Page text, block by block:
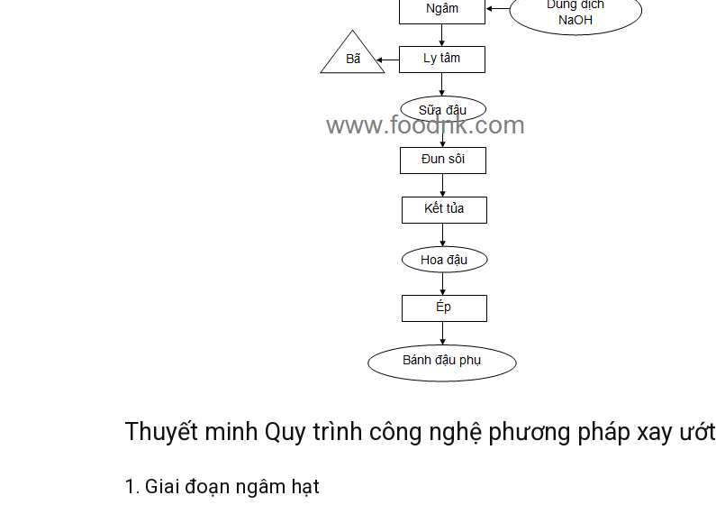
Thuyết minh Quy trình công nghệ phương pháp xay ướt
1. Giai đoạn ngâm hạt